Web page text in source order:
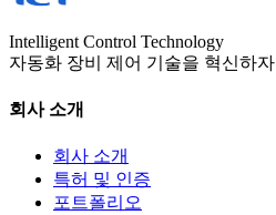
Intelligent Control Technology
자동화 장비 제어 기술을 혁신하자
회사 소개
회사 소개
특허 및 인증
포트폴리오